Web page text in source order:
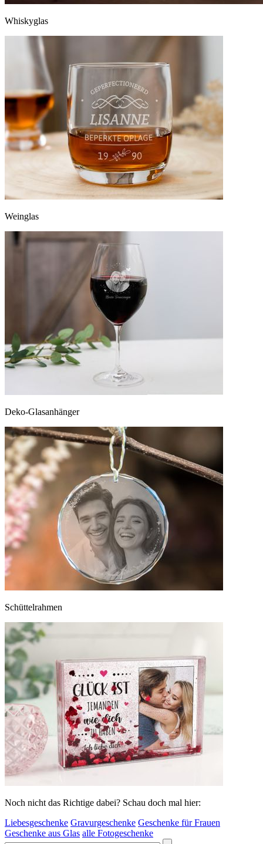
Whiskyglas
Weinglas
Deko-Glasanhänger
Schüttelrahmen
Noch nicht das Richtige dabei? Schau doch mal hier:
Liebesgeschenke Gravurgeschenke Geschenke für Frauen
Geschenke aus Glas alle Fotogeschenke